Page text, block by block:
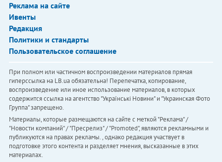
Реклама на сайте
Ивенты
Редакция
Политики и стандарты
Пользовательское соглашение
При полном или частичном воспроизведении материалов прямая
гиперссылка на LB.ua обязательна! Перепечатка, копирование,
воспроизведение или иное использование материалов, в которых
содержится ссылка на агентство "Українськi Новини" и "Украинская Фото
Группа" запрещено.
Материалы, которые размещаются на сайте с меткой "Реклама" /
"Новости компаний" / "Пресрелиз" / "Promoted", являются рекламными и
публикуются на правах рекламы. , однако редакция участвует в
подготовке этого контента и разделяет мнения, высказанные в этих
материалах.